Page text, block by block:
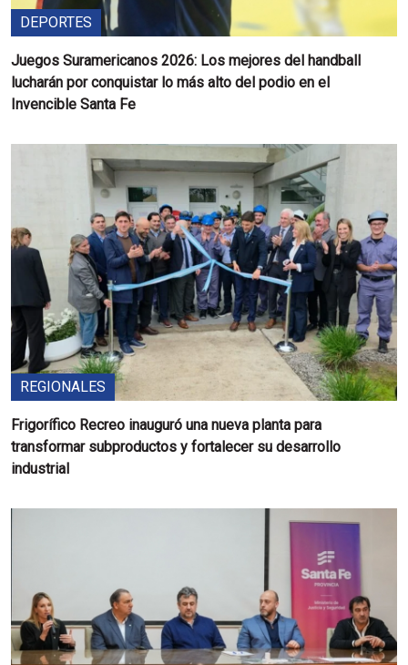
DEPORTES
Juegos Suramericanos 2026: Los mejores del handball
lucharán por conquistar lo más alto del podio en el
Invencible Santa Fe
REGIONALES
Frigorífico Recreo inauguró una nueva planta para
transformar subproductos y fortalecer su desarrollo
industrial